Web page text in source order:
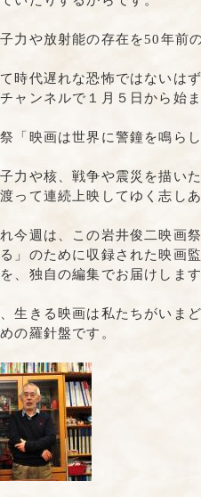
力や放射能の存在を50年前
時代遅れな恐怖ではないは
ャンネルで１月５日から始
「映画は世界に警鐘を鳴ら
力や核、戦争や震災を描い
って連続上映してゆく志し
今週は、この岩井俊二映画
」のために収録された映画
、独自の編集でお届けしま
生きる映画は私たちがいま
の羅針盤です。